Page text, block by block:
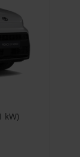
kW)